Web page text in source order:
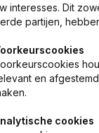
interesses. Dit
partijen,
en
cookies